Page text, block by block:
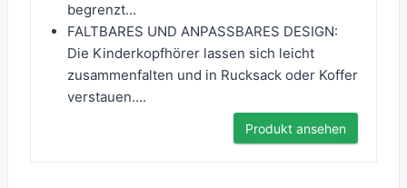
begrenzt...
FALTBARES UND ANPASSBARES DESIGN:
Die Kinderkopfhörer lassen sich leicht
zusammenfalten und in Rucksack oder Koffer
verstauen....
Produkt ansehen